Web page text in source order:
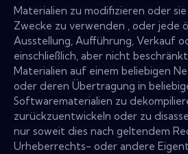
Materialien zu modifizieren oder
Zwecke zu verwenden , oder jede
Ausstellung, Aufführung, Verkauf
einschließlich, aber nicht
Materialien auf einem beliebigen
oder deren Übertragung in
Softwarematerialien zu
zurückzuentwickeln oder zu
nur soweit dies nach geltendem
Urheberrechts- oder andere